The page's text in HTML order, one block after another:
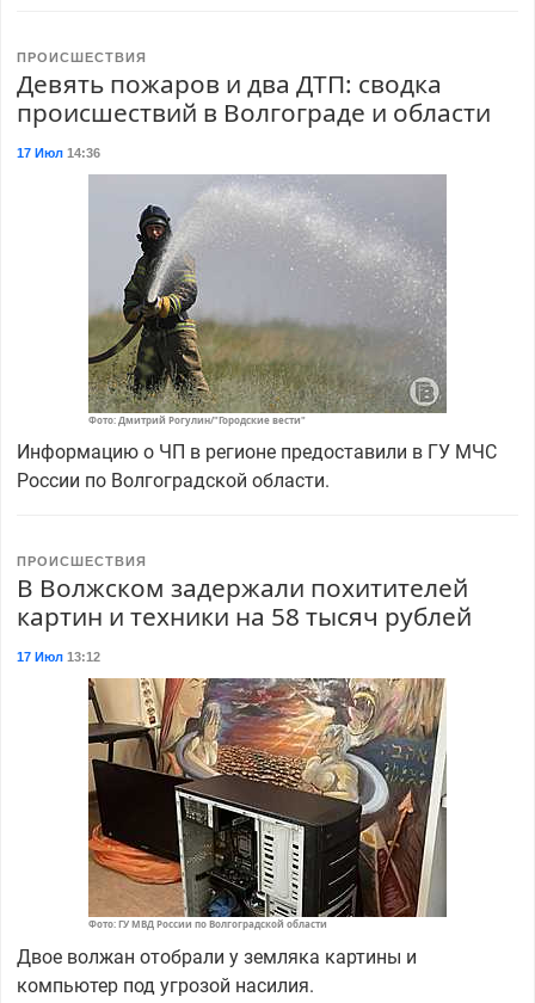
ПРОИСШЕСТВИЯ
Девять пожаров и два ДТП: сводка
происшествий в Волгограде и области
17 Июл14:36
Фото: Дмитрий Рогулин/"Городские вести"
Информацию о ЧП в регионе предоставили в ГУ МЧС
России по Волгоградской области.
ПРОИСШЕСТВИЯ
В Волжском задержали похитителей
картин и техники на 58 тысяч рублей
17 Июл13:12
Фото: ГУ МВД России по Волгоградской области
Двое волжан отобрали у земляка картины и
компьютер под угрозой насилия.